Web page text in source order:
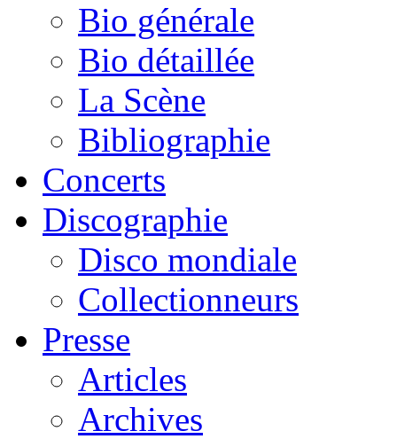
Bio générale
Bio détaillée
La Scène
Bibliographie
Concerts
Discographie
Disco mondiale
Collectionneurs
Presse
Articles
Archives